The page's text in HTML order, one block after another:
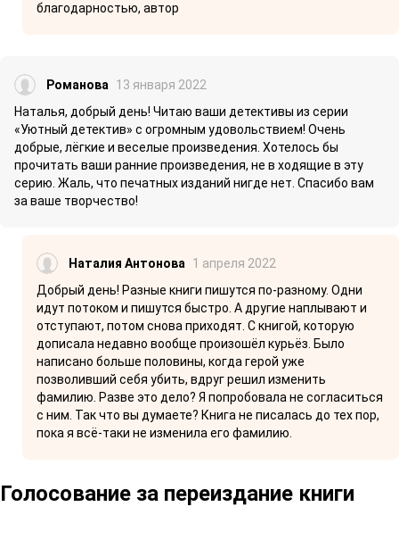
благодарностью, автор
Романова 13 января 2022
Наталья, добрый день! Читаю ваши детективы из серии
«Уютный детектив» с огромным удовольствием! Очень
добрые, лёгкие и веселые произведения. Хотелось бы
прочитать ваши ранние произведения, не в ходящие в эту
серию. Жаль, что печатных изданий нигде нет. Спасибо вам
за ваше творчество!
Наталия Антонова 1 апреля 2022
Добрый день! Разные книги пишутся по-разному. Одни
идут потоком и пишутся быстро. А другие наплывают и
отступают, потом снова приходят. С книгой, которую
дописала недавно вообще произошёл курьёз. Было
написано больше половины, когда герой уже
позволивший себя убить, вдруг решил изменить
фамилию. Разве это дело? Я попробовала не согласиться
с ним. Так что вы думаете? Книга не писалась до тех пор,
пока я всё-таки не изменила его фамилию.
Голосование за переиздание книги